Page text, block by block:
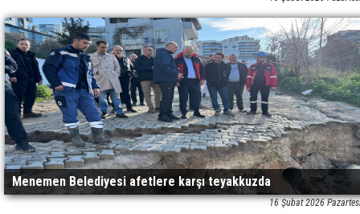
Menemen Belediyesi afetlere karşı teyakkuzda
16 Şubat 2026